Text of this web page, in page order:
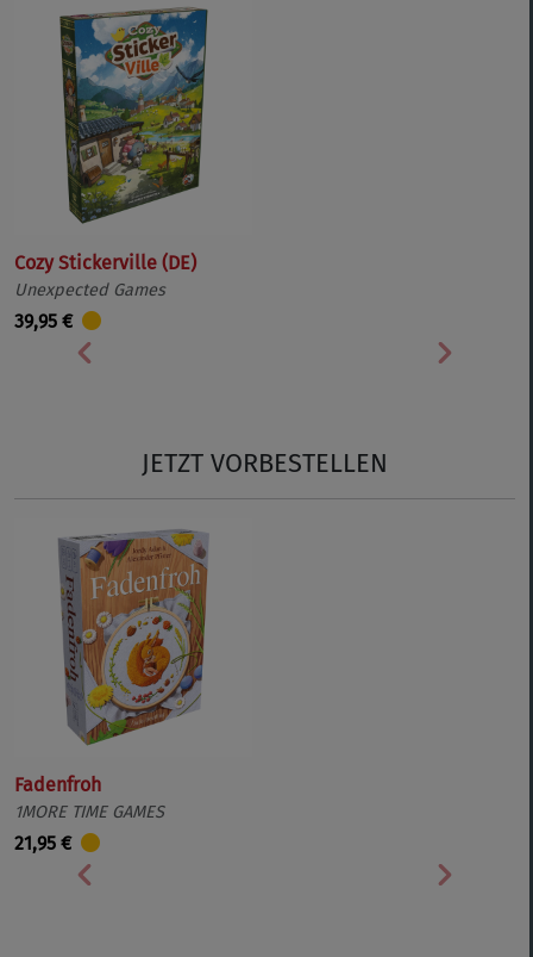
Cozy Stickerville (DE)
Unexpected Games
39,95 €
Vorherige Nächste
JETZT VORBESTELLEN
Fadenfroh
1MORE TIME GAMES
21,95 €
Vorherige Nächste